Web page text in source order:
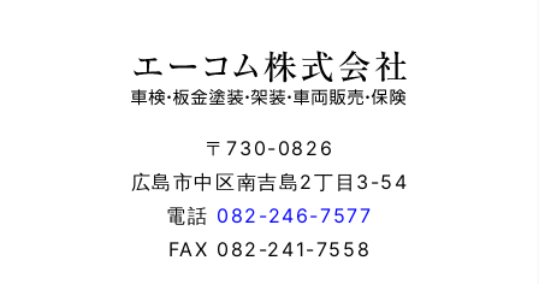
〒730-0826
広島市中区南吉島2丁目3-54
電話 082-246-7577
FAX 082-241-7558